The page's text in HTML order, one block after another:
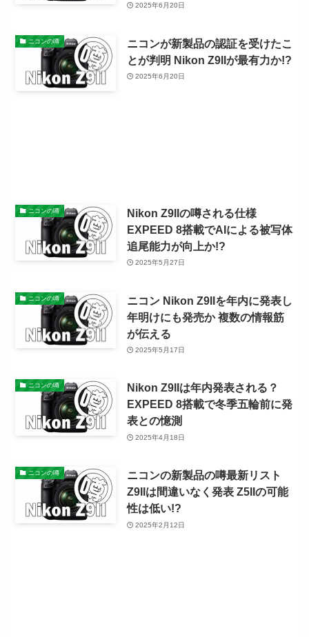
2025年6月20日
ニコンの噂
ニコンが新製品の認証を受けたこ
とが判明 Nikon Z9IIが最有力か!?
2025年6月20日
ニコンの噂
Nikon Z9IIの噂される仕様
EXPEED 8搭載でAIによる被写体
追尾能力が向上か!?
2025年5月27日
ニコンの噂
ニコン Nikon Z9IIを年内に発表し
年明けにも発売か 複数の情報筋
が伝える
2025年5月17日
ニコンの噂
Nikon Z9IIは年内発表される？
EXPEED 8搭載で冬季五輪前に発
表との憶測
2025年4月18日
ニコンの噂
ニコンの新製品の噂最新リスト
Z9IIは間違いなく発表 Z5IIの可能
性は低い!?
2025年2月12日